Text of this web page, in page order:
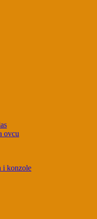
ovcu
i konzole